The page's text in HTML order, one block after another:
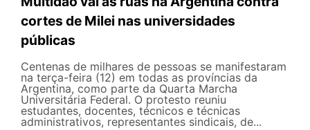
cortes de Milei nas universidades
públicas
Centenas de milhares de pessoas se manifestaram
na terça-feira (12) em todas as províncias da
Argentina, como parte da Quarta Marcha
Universitária Federal. O protesto reuniu
estudantes, docentes, técnicos e técnicas
administrativos, representantes sindicais, de...